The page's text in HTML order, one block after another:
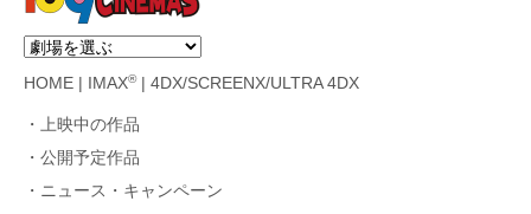
HOME IMAX®| 4DX/SCREENX/ULTRA 4DX
上映中の作品
公開予定作品
ニュース・キャンペーン